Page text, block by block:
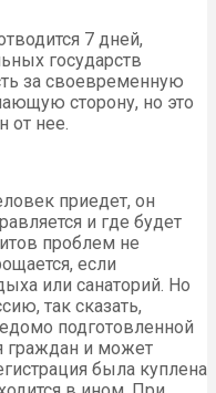
7 дней,
государств
за своевременную
сторону, но это
от нее.
приедет, он
и где будет
проблем не
если
или санаторий. Но
так сказать,
подготовленной
граждан и может
была куплена